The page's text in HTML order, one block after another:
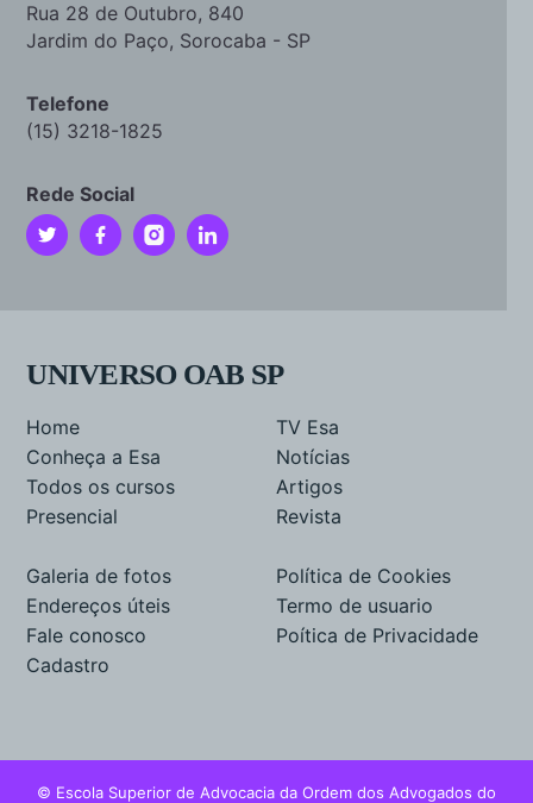
Rua 28 de Outubro, 840
Jardim do Paço, Sorocaba - SP
Telefone
(15) 3218-1825
Rede Social
UNIVERSO OAB SP
Home
Conheça a Esa
Todos os cursos
Presencial
TV Esa
Notícias
Artigos
Revista
Galeria de fotos
Endereços úteis
Fale conosco
Cadastro
Política de Cookies
Termo de usuario
Poítica de Privacidade
© Escola Superior de Advocacia da Ordem dos Advogados do